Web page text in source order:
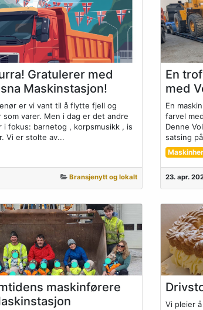
Gratulerer med
Maskinstasjon!
er vi vant til å flytte fjell og
varer. Men i dag er det andre
i fokus: barnetog , korpsmusikk , is
Vi er stolte av...
Bransjenytt og lokalt
En
med
En
farvel
Denne
satsing
23. apr.
maskinførere
Vi pleier